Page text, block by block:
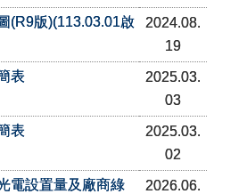
(R9版)(113.03.01啟
2024.08.
19
表
2025.03.
03
表
2025.03.
02
電設置量及廠商綠
2026.06.